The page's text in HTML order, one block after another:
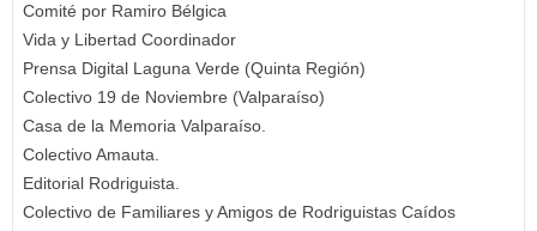
Comité por Ramiro Bélgica
Vida y Libertad Coordinador
Prensa Digital Laguna Verde (Quinta Región)
Colectivo 19 de Noviembre (Valparaíso)
Casa de la Memoria Valparaíso.
Colectivo Amauta.
Editorial Rodriguista.
Colectivo de Familiares y Amigos de Rodriguistas Caídos